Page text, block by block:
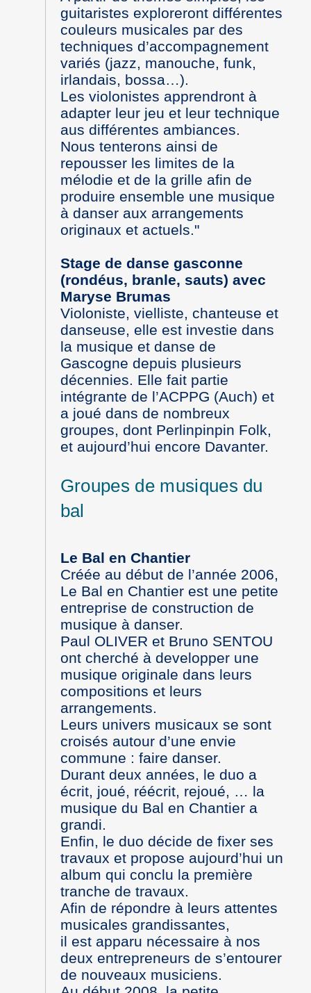
guitaristes exploreront différentes
couleurs musicales par des
techniques d’accompagnement
variés (jazz, manouche, funk,
irlandais, bossa…).
Les violonistes apprendront à
adapter leur jeu et leur technique
aus différentes ambiances.
Nous tenterons ainsi de
repousser les limites de la
mélodie et de la grille afin de
produire ensemble une musique
à danser aux arrangements
originaux et actuels."
Stage de danse gasconne
(rondéus, branle, sauts) avec
Maryse Brumas
Violoniste, vielliste, chanteuse et
danseuse, elle est investie dans
la musique et danse de
Gascogne depuis plusieurs
décennies. Elle fait partie
intégrante de l’ACPPG (Auch) et
a joué dans de nombreux
groupes, dont Perlinpinpin Folk,
et aujourd’hui encore Davanter.
Groupes de musiques du
bal
Le Bal en Chantier
Créée au début de l’année 2006,
Le Bal en Chantier est une petite
entreprise de construction de
musique à danser.
Paul OLIVER et Bruno SENTOU
ont cherché à developper une
musique originale dans leurs
compositions et leurs
arrangements.
Leurs univers musicaux se sont
croisés autour d’une envie
commune : faire danser.
Durant deux années, le duo a
écrit, joué, réécrit, rejoué, … la
musique du Bal en Chantier a
grandi.
Enfin, le duo décide de fixer ses
travaux et propose aujourd’hui un
album qui conclu la première
tranche de travaux.
Afin de répondre à leurs attentes
musicales grandissantes,
il est apparu nécessaire à nos
deux entrepreneurs de s’entourer
de nouveaux musiciens.